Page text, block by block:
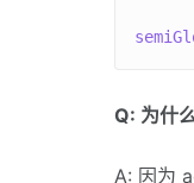
Q: 为什
A: 因为